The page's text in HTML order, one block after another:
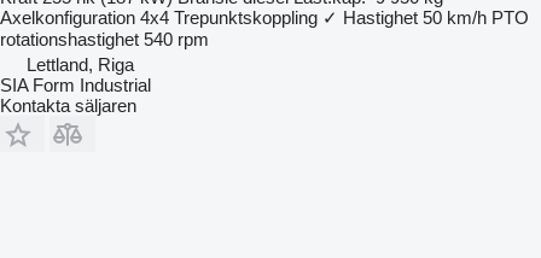
Axelkonfiguration 4x4 Trepunktskoppling ✓ Hastighet 50 km/h PTO
rotationshastighet 540 rpm
Lettland, Riga
SIA Form Industrial
Kontakta säljaren